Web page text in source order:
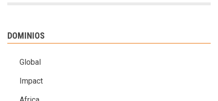
DOMINIOS
Global
Impact